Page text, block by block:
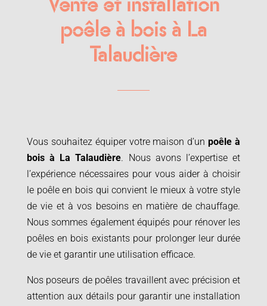
Vente et installation
poêle à bois à La
Talaudière
Vous souhaitez équiper votre maison d’unpoêle à
bois à La Talaudière. Nous avons l’expertise et
l’expérience nécessaires pour vous aider à choisir
le poêle en bois qui convient le mieux à votre style
de vie et à vos besoins en matière de chauffage.
Nous sommes également équipés pour rénover les
poêles en bois existants pour prolonger leur durée
de vie et garantir une utilisation efficace.
Nos poseurs de poêles travaillent avec précision et
attention aux détails pour garantir une installation